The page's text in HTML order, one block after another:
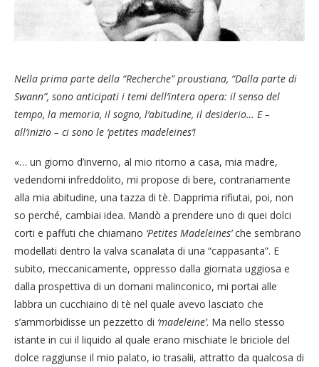
Nella prima parte della “Recherche” proustiana, “Dalla parte di
Swann”, sono anticipati i temi dell’intera opera: il senso del
tempo, la memoria, il sogno, l’abitudine, il desiderio… E –
all’inizio – ci sono le ‘petites madeleines’!
«… un giorno d’inverno, al mio ritorno a casa, mia madre,
vedendomi infreddolito, mi propose di bere, contrariamente
alla mia abitudine, una tazza di tè. Dapprima rifiutai, poi, non
so perché, cambiai idea. Mandò a prendere uno di quei dolci
corti e paffuti che chiamano ‘Petites Madeleines’che sembrano
modellati dentro la valva scanalata di una “cappasanta”. E
subito, meccanicamente, oppresso dalla giornata uggiosa e
dalla prospettiva di un domani malinconico, mi portai alle
labbra un cucchiaino di tè nel quale avevo lasciato che
s’ammorbidisse un pezzetto di ‘madeleine’. Ma nello stesso
istante in cui il liquido al quale erano mischiate le briciole del
dolce raggiunse il mio palato, io trasalii, attratto da qualcosa di